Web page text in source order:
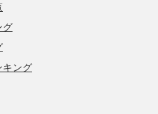
グ
キング